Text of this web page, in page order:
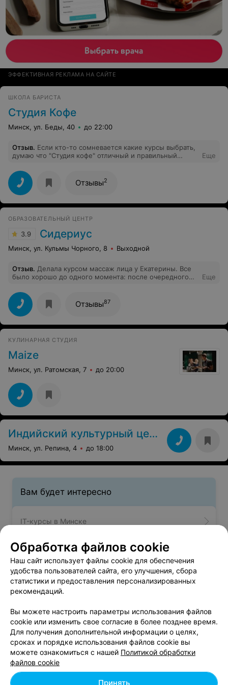
ЭФФЕКТИВНАЯ РЕКЛАМА НА САЙТЕ
ШКОЛА БАРИСТА
Студия Кофе
Минск, ул. Беды, 40 до 22:00
Отзыв. Если кто-то сомневается какие курсы выбрать,
думаю что "Студия кофе" отличный и правильный
альтернативным видам заваривания кофе невозможно,
а не попробовать там несколько новых для себя
кофейных "букетов" нереально. Виталий умеет
передать свою любовь к кофе и подкрепить это
чувство очередной чашечкой ароматного напитка. Так
неравнодушным к кофе людям.
Еще
Отзывы2
ОБРАЗОВАТЕЛЬНЫЙ ЦЕНТР
3.9 Сидериус
Минск, ул. Кульмы Чорного, 8 Выходной
Отзыв. Делала курсом массаж лица у Екатерины. Все
было хорошо до одного момента: после очередного
цепочку в кабинете, где ведет прием Екатерина.
Цепочка из этого кабинета пропала. Ни сама
Екатерина, ни руководство Сидериус не были
заинтересованы в поиске человека, который ее мог
присвоить себе. Ни в коем случае не оставляйте там
Еще
Отзывы87
КУЛИНАРНАЯ СТУДИЯ
Maize
Минск, ул. Ратомская, 7 до 20:00
Индийский культурный центр
Минск, ул. Репина, 4 до 18:00
Вам будет интересно
IT-курсы в Минске
Университеты и колледжи в Минске
Курсы по подготовке к ЦТ в Минске
Уметь приготовить и красиво подать к столу вкусное и
полезное блюдо хотят многие, однако чтение кулинарных
книг и изучение правил сервировки стола редко приносят
желаемые навыки искусного кулинара. Стать виртуозным
шеф-поваром на своей кухне жителям Минска помогут
кулинарные курсы и настоящая кулинарная школа.
Обучение поварскому искусству предназначено для
Обработка файлов cookie
Наш сайт использует файлы cookie для обеспечения
удобства пользователей сайта, его улучшения, сбора
статистики и предоставления персонализированных
рекомендаций.
Вы можете настроить параметры использования файлов
cookie или изменить свое согласие в более позднее время.
Для получения дополнительной информации о целях,
сроках и порядке использования файлов cookie вы
можете ознакомиться с нашей Политикой обработки
файлов cookie
Принять